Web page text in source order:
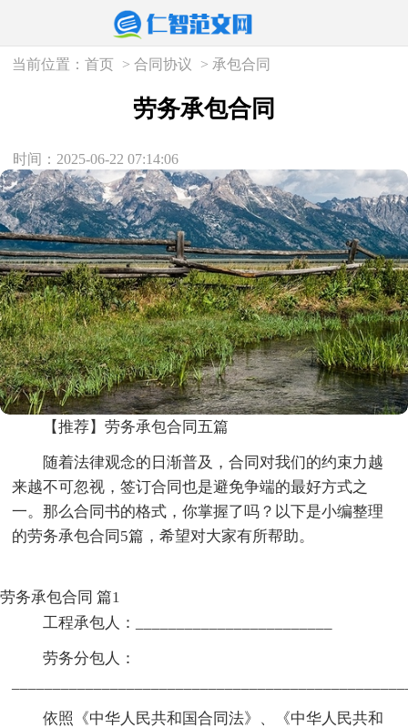
当前位置：首页 >合同协议 > 承包合同
劳务承包合同
时间：2025-06-22 07:14:06
【推荐】劳务承包合同五篇
随着法律观念的日渐普及，合同对我们的约束力越
来越不可忽视，签订合同也是避免争端的最好方式之
一。那么合同书的格式，你掌握了吗？以下是小编整理
的劳务承包合同5篇，希望对大家有所帮助。
劳务承包合同 篇1
工程承包人：________________________
劳务分包人：
依照《中华人民共和国合同法》、《中华人民共和